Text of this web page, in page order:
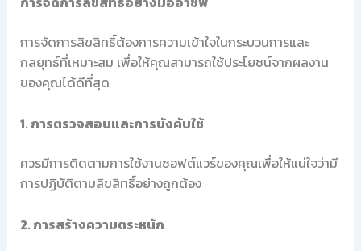
การจัดการลิขสิทธิ์ต้องการความเข้าใจในกระบวนการและ
กลยุทธ์ที่เหมาะสม เพื่อให้คุณสามารถใช้ประโยชน์จากผลงาน
ของคุณได้ดีที่สุด
1. การตรวจสอบและการบังคับใช้
ควรมีการติดตามการใช้งานซอฟต์แวร์ของคุณเพื่อให้แน่ใจว่ามี
การปฏิบัติตามลิขสิทธิ์อย่างถูกต้อง
2. การสร้างความตระหนัก